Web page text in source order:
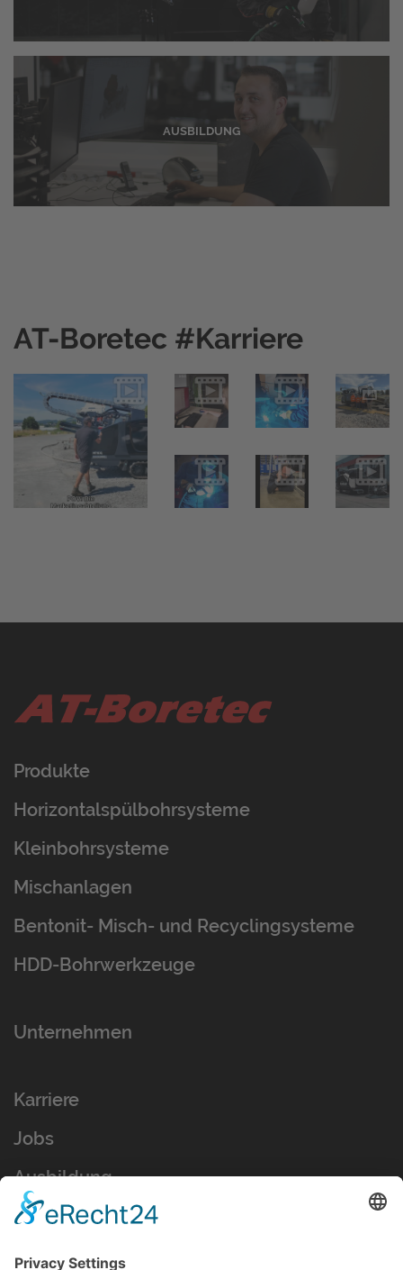
AUSBILDUNG
AT-Boretec #Karriere
Produkte
Horizontalspülbohrsysteme
Kleinbohrsysteme
Mischanlagen
Bentonit- Misch- und Recyclingsysteme
HDD-Bohrwerkzeuge
Unternehmen
Karriere
Jobs
Ausbildung